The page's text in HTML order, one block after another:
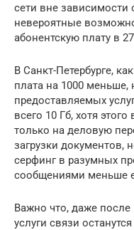
сети вне зависимости
невероятные
абонентскую плату в
В Санкт-Петербурге,
плата на 1000
предоставляемых
всего 10 Гб, хотя
только на деловую
загрузки документов,
серфинг в разумных
сообщениями меньше
Важно что, даже
услуги связи